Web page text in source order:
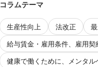
コラムテーマ
生産性向上 法改正
給与賃金・雇用条件、雇用契
健康で働くために、メンタル